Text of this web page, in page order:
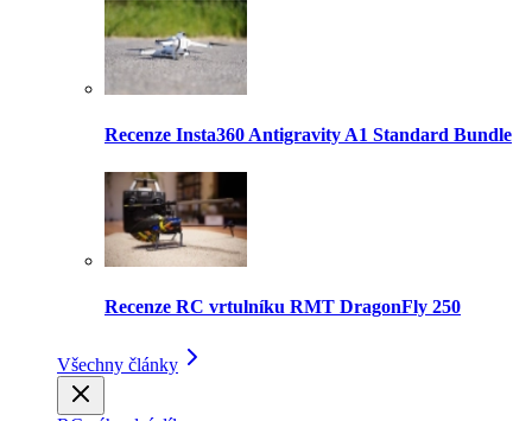
Recenze Insta360 Antigravity A1 Standard Bundle
Recenze RC vrtulníku RMT DragonFly 250
Všechny články